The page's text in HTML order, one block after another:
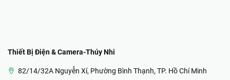
Thiết Bị Điện & Camera-Thúy Nhi
82/14/32A Nguyễn Xí, Phường Bình Thạnh, TP. Hồ Chí Minh